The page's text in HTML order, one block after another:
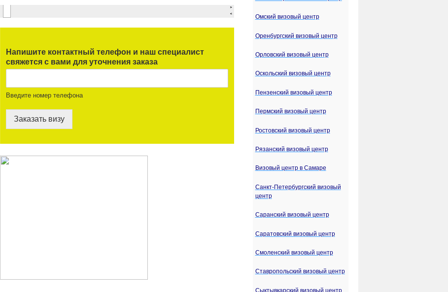
Напишите контактный телефон и наш специалист
свяжется с вами для уточнения заказа
Введите номер телефона
Заказать визу
Омский визовый центр
Оренбургский визовый центр
Орловский визовый центр
Оскольский визовый центр
Пензенский визовый центр
Пермский визовый центр
Ростовский визовый центр
Рязанский визовый центр
Визовый центр в Самаре
Санкт-Петербургский визовый
центр
Саранский визовый центр
Саратовский визовый центр
Смоленский визовый центр
Ставропольский визовый центр
Сыктывкарский визовый центр